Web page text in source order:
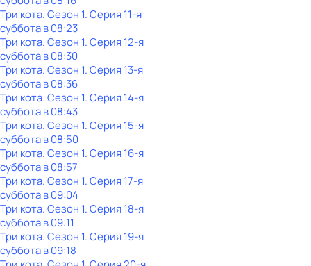
Три кота. Сезон 1. Серия 11-я
субботав08:23
Три кота. Сезон 1. Серия 12-я
субботав08:30
Три кота. Сезон 1. Серия 13-я
субботав08:36
Три кота. Сезон 1. Серия 14-я
субботав08:43
Три кота. Сезон 1. Серия 15-я
субботав08:50
Три кота. Сезон 1. Серия 16-я
субботав08:57
Три кота. Сезон 1. Серия 17-я
субботав09:04
Три кота. Сезон 1. Серия 18-я
субботав09:11
Три кота. Сезон 1. Серия 19-я
субботав09:18